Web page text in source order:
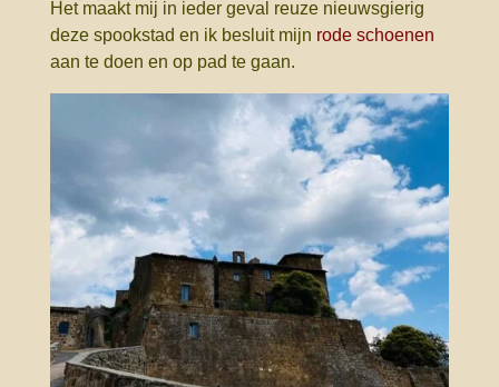
Het maakt mij in ieder geval reuze nieuwsgierig
deze spookstad en ik besluit mijn rode schoenen
aan te doen en op pad te gaan.